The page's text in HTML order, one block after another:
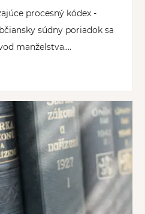
procesný kódex -
súdny poriadok sa
manželstva....